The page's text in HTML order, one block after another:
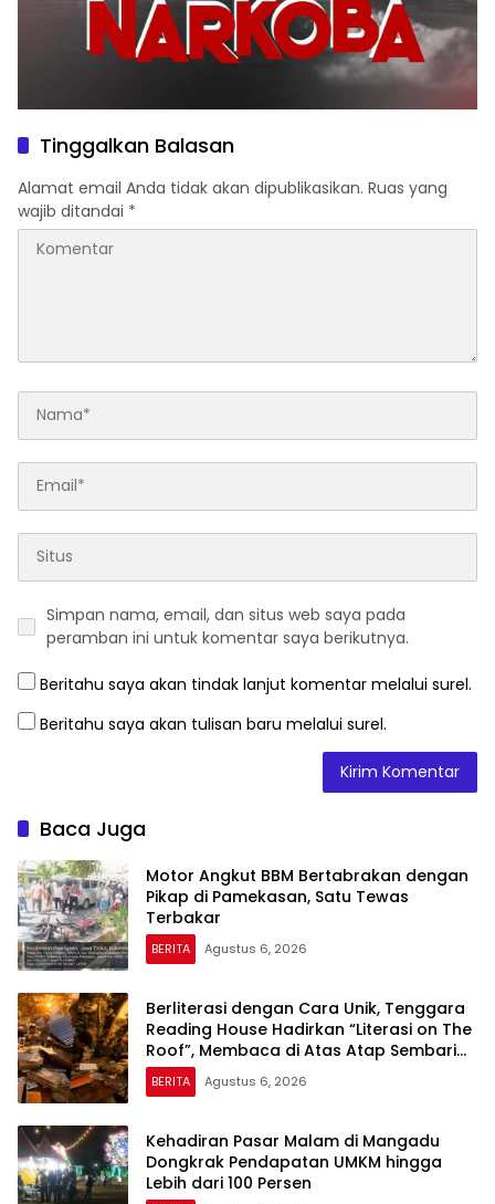
Tinggalkan Balasan
Alamat email Anda tidak akan dipublikasikan. Ruas yang
wajib ditandai *
Simpan nama, email, dan situs web saya pada
peramban ini untuk komentar saya berikutnya.
Beritahu saya akan tindak lanjut komentar melalui surel.
Beritahu saya akan tulisan baru melalui surel.
Baca Juga
Motor Angkut BBM Bertabrakan dengan
Pikap di Pamekasan, Satu Tewas
Terbakar
BERITA Agustus 6, 2026
Berliterasi dengan Cara Unik, Tenggara
Reading House Hadirkan “Literasi on The
Roof”, Membaca di Atas Atap Sembari
Menikmati Senja
BERITA Agustus 6, 2026
Kehadiran Pasar Malam di Mangadu
Dongkrak Pendapatan UMKM hingga
Lebih dari 100 Persen